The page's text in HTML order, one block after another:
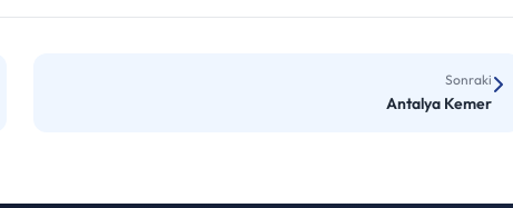
Sonraki
Antalya Kemer